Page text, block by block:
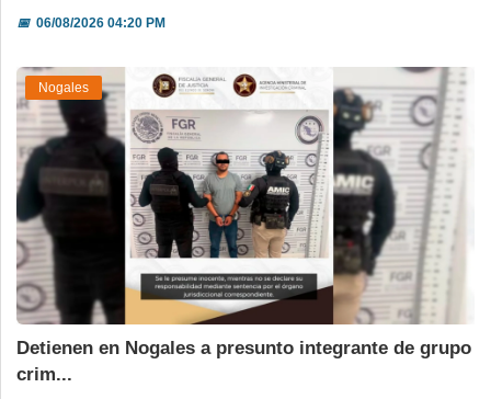
📅06/08/2026 04:20 PM
Nogales
Detienen en Nogales a presunto integrante de grupo
crim...